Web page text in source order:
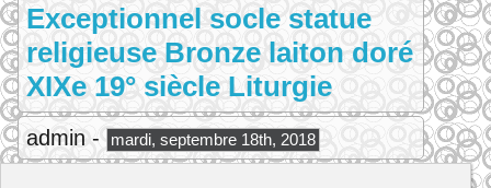
Exceptionnel socle statue
religieuse Bronze laiton doré
XIXe 19° siècle Liturgie
admin - mardi, septembre 18th, 2018